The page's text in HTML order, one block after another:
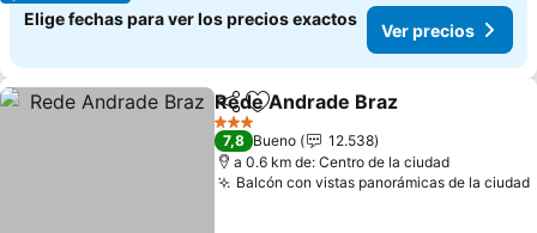
Elige fechas para ver los precios exactos
Ver precios
CompartirAgregar a favoritos
Rede Andrade Braz
3 Estrellas
7,8 Bueno
12.538
a 0.6 km de: Centro de la ciudad
Balcón con vistas panorámicas de la ciudad